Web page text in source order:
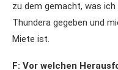
zu dem gemacht, was
Thundera gegeben und
Miete ist.
F: Vor welchen